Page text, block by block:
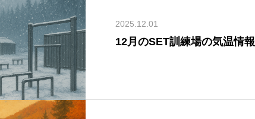
2025.12.01
12月のSET訓練場の気温情報